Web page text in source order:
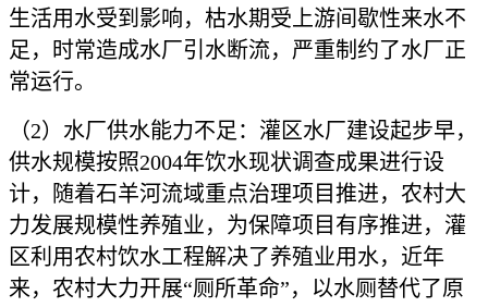
生活用水受到影响，枯水期受上游间歇性来水不
足，时常造成水厂引水断流，严重制约了水厂正
常运行。
（2）水厂供水能力不足：灌区水厂建设起步早，
供水规模按照2004年饮水现状调查成果进行设
计，随着石羊河流域重点治理项目推进，农村大
力发展规模性养殖业，为保障项目有序推进，灌
区利用农村饮水工程解决了养殖业用水，近年
来，农村大力开展“厕所革命”，以水厕替代了原